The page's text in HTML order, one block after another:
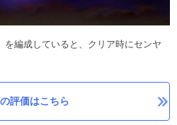
を編成していると、クリア時にセンヤ
評価はこちら